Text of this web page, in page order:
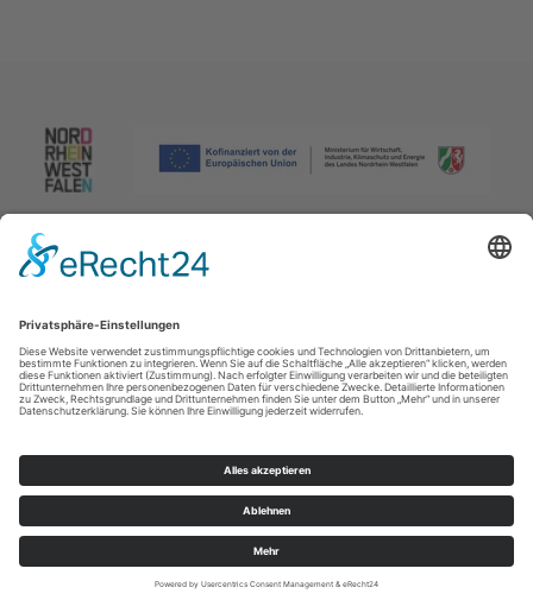
Impressum|Datenschutzerklärung|Barrierefreiheitserklärung|
Kontakt
T: +49 (0) 2974 96980 E: info@sauerland.com
Cookie-Einstellungen